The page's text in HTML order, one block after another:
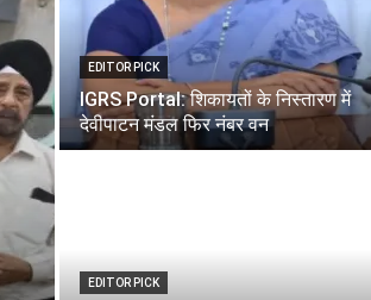
EDITOR PICK
IGRS Portal: शिकायतों के निस्तारण में
देवीपाटन मंडल फिर नंबर वन
EDITOR PICK